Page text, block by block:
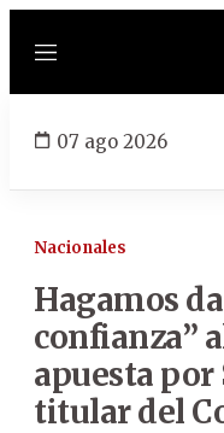
Menú
07 ago 2026
Nacionales
Hagamos
confianza”
apuesta
titular del